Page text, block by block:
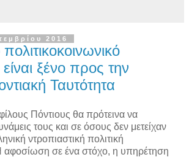
2016
ξένο προς την
Ταυτότητα
Πόντιους θα πρότεινα να
τους και σε όσους δεν μετείχαν
ντροπιαστική πολιτική
αφοσίωση σε ένα στόχο, η υπηρέτηση